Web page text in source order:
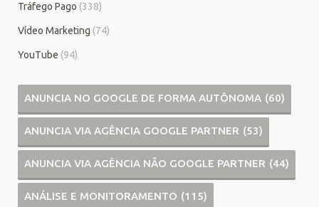
Tráfego Pago (338)
Vídeo Marketing (74)
YouTube (94)
ANUNCIA NO GOOGLE DE FORMA AUTÔNOMA (60)
ANUNCIA VIA AGÊNCIA GOOGLE PARTNER (53)
ANUNCIA VIA AGÊNCIA NÃO GOOGLE PARTNER (44)
ANÁLISE E MONITORAMENTO (115)